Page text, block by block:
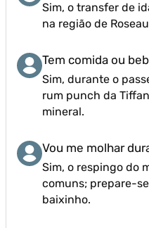
Sim, o transfer de
na região de
Tem comida ou
Sim, durante o
rum punch da
mineral.
Vou me molhar
Sim, o respingo do
comuns; prepare-
baixinho.